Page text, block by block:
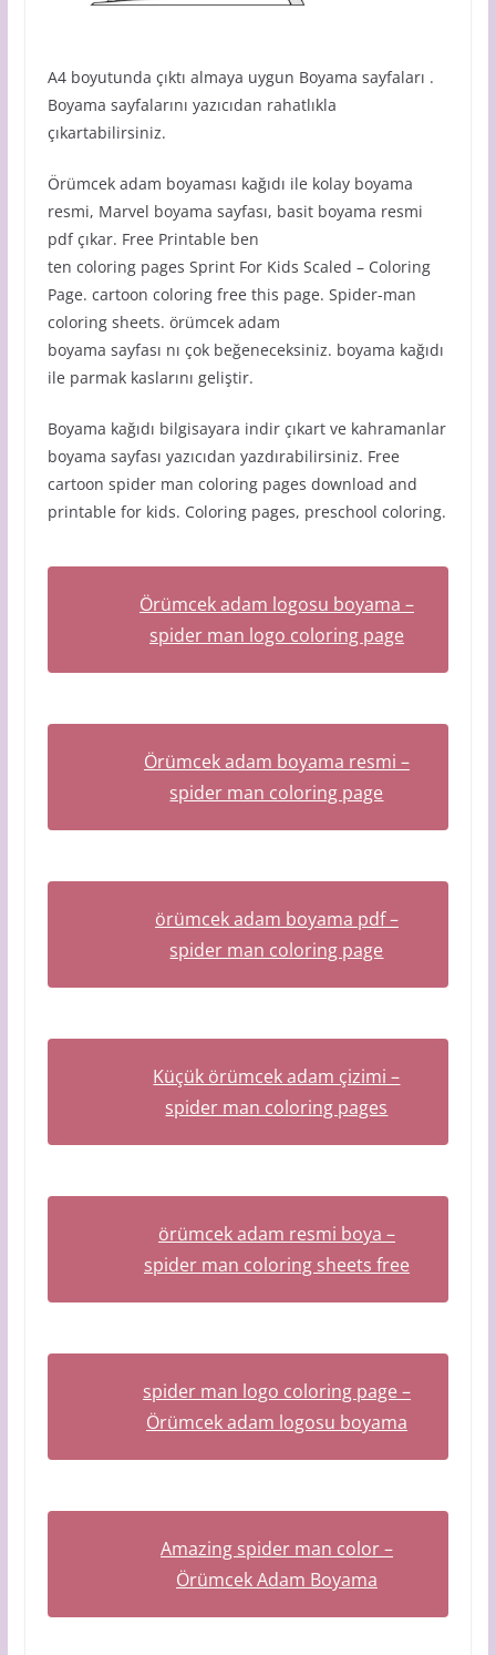
A4 boyutunda çıktı almaya uygun Boyama sayfaları .
Boyama sayfalarını yazıcıdan rahatlıkla
çıkartabilirsiniz.
Örümcek adam boyaması kağıdı ile kolay boyama
resmi, Marvel boyama sayfası, basit boyama resmi
pdf çıkar. Free Printable ben
ten coloring pages Sprint For Kids Scaled – Coloring
Page. cartoon coloring free this page. Spider-man
coloring sheets. örümcek adam
boyama sayfası nı çok beğeneceksiniz. boyama kağıdı
ile parmak kaslarını geliştir.
Boyama kağıdı bilgisayara indir çıkart ve kahramanlar
boyama sayfası yazıcıdan yazdırabilirsiniz. Free
cartoon spider man coloring pages download and
printable for kids. Coloring pages, preschool coloring.
Örümcek adam logosu boyama –
spider man logo coloring page
Örümcek adam boyama resmi –
spider man coloring page
örümcek adam boyama pdf –
spider man coloring page
Küçük örümcek adam çizimi –
spider man coloring pages
örümcek adam resmi boya –
spider man coloring sheets free
spider man logo coloring page –
Örümcek adam logosu boyama
Amazing spider man color –
Örümcek Adam Boyama